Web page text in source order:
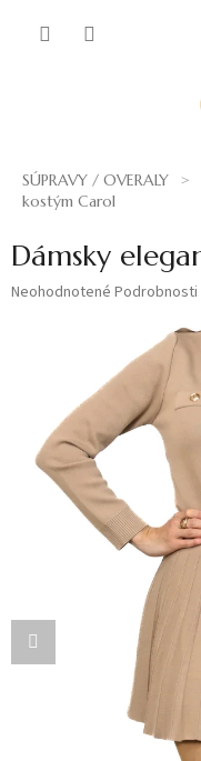
SÚPRAVY / OVERALY
kostým Carol
Dámsky
Priemerné
hviezdičiek.
Neohodnotené